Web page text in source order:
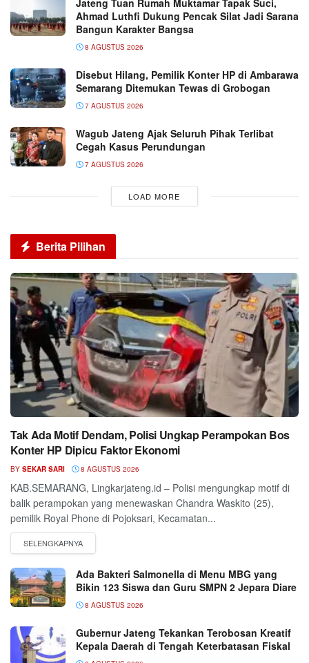
Jateng Tuan Rumah Muktamar Tapak Suci,
Ahmad Luthfi Dukung Pencak Silat Jadi Sarana
Bangun Karakter Bangsa
8 AGUSTUS 2026
Disebut Hilang, Pemilik Konter HP di Ambarawa
Semarang Ditemukan Tewas di Grobogan
7 AGUSTUS 2026
Wagub Jateng Ajak Seluruh Pihak Terlibat
Cegah Kasus Perundungan
7 AGUSTUS 2026
LOAD MORE
Berita Pilihan
Tak Ada Motif Dendam, Polisi Ungkap Perampokan Bos
Konter HP Dipicu Faktor Ekonomi
BY SEKAR SARI 8 AGUSTUS 2026
KAB.SEMARANG, Lingkarjateng.id – Polisi mengungkap motif di
balik perampokan yang menewaskan Chandra Waskito (25),
pemilik Royal Phone di Pojoksari, Kecamatan...
Ada Bakteri Salmonella di Menu MBG yang
Bikin 123 Siswa dan Guru SMPN 2 Jepara Diare
8 AGUSTUS 2026
Gubernur Jateng Tekankan Terobosan Kreatif
Kepala Daerah di Tengah Keterbatasan Fiskal